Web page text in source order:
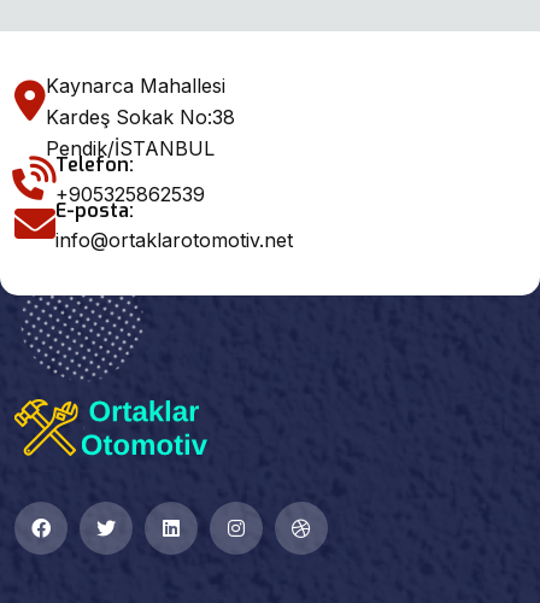
Kaynarca Mahallesi
Kardeş Sokak No:38
Pendik/İSTANBUL
Telefon:
+905325862539
E-posta:
info@ortaklarotomotiv.net